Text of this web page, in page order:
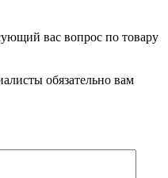
вас вопрос по товару
обязательно вам